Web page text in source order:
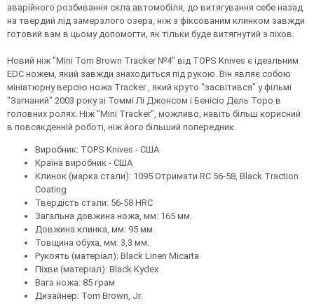
аварійного розбивання скла автомобіля, до витягування себе назад
на твердий лід замерзлого озера, ніж з фіксованим клинком завжди
готовий вам в цьому допомогти, як тільки буде витягнутий з піхов.
Новий ніж "Mini Tom Brown Tracker №4" від TOPS Knives є ідеальним
EDC ножем, який завжди знаходиться під рукою. Він являє собою
мініатюрну версію ножа Tracker , який круто "засвітився" у фільмі
"Загнаний" 2003 року зі Томмі Лі Джонсом і Бенісіо Дель Торо в
головних ролях. Ніж "Mini Tracker", можливо, навіть більш корисний
в повсякденній роботі, ніж його більший попередник.
Виробник: TOPS Knives - США
Країна виробник - США
Клинок (марка стали): 1095 Отримати RC 56-58, Black Traction
Coating
Твердість стали: 56-58 HRC
Загальна довжина ножа, мм: 165 мм.
Довжина клинка, мм: 95 мм.
Товщина обуха, мм: 3,3 мм.
Рукоять (матеріал): Black Linen Micarta
Піхви (матеріал): Black Kydex
Вага ножа: 85 грам
Дизайнер: Tom Brown, Jr.